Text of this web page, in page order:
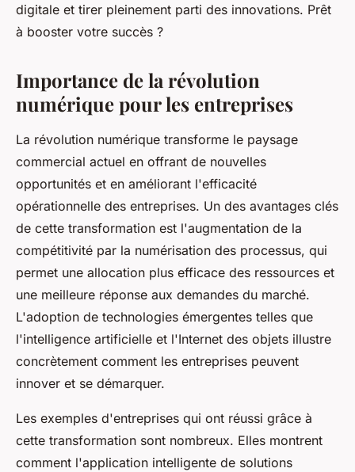
digitale et tirer pleinement parti des innovations. Prêt
à booster votre succès ?
Importance de la révolution
numérique pour les entreprises
La révolution numérique transforme le paysage
commercial actuel en offrant de nouvelles
opportunités et en améliorant l'efficacité
opérationnelle des entreprises. Un des avantages clés
de cette transformation est l'augmentation de la
compétitivité par la numérisation des processus, qui
permet une allocation plus efficace des ressources et
une meilleure réponse aux demandes du marché.
L'adoption de technologies émergentes telles que
l'intelligence artificielle et l'Internet des objets illustre
concrètement comment les entreprises peuvent
innover et se démarquer.
Les exemples d'entreprises qui ont réussi grâce à
cette transformation sont nombreux. Elles montrent
comment l'application intelligente de solutions